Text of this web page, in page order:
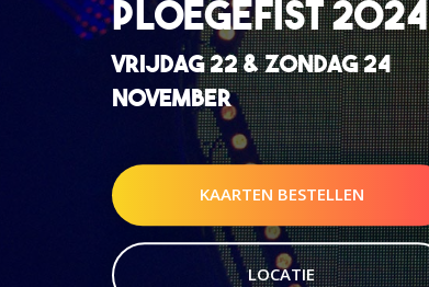
PLOEGEFIST 2024
VRIJDAG 22 & ZONDAG 24
NOVEMBER
KAARTEN BESTELLEN
LOCATIE